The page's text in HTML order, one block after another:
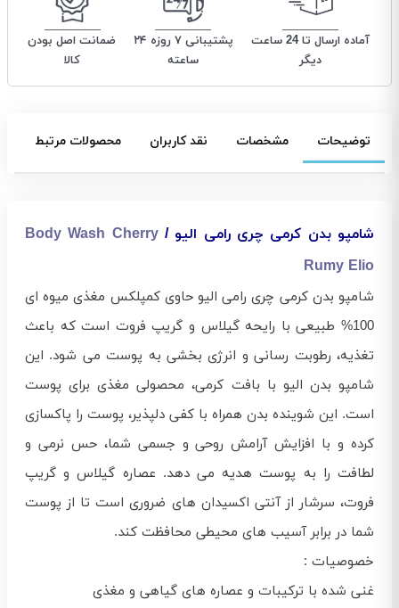
آماده ارسال تا 24 ساعت
دیگر
پشتیبانی ۷ روزه ۲۴
ساعته
ضمانت اصل بودن
کالا
توضیحات مشخصات نقد کاربران محصولات مرتبط
شامپو بدن کرمی چری رامی الیو /Body Wash Cherry
Rumy Elio
شامپو بدن کرمی چری رامی الیو حاوی کمپلکس مغذی میوه ای
100% طبیعی با رایحه گیلاس و گریپ فروت است که باعث
تغذیه، رطوبت رسانی و انرژی بخشی به پوست می‌ شود. این
شامپو بدن الیو با بافت کرمی، محصولی مغذی برای پوست
است. این شوینده بدن همراه با کفی دلپذیر، پوست را پاکسازی
کرده و با افزایش آرامش روحی و جسمی شما، حس نرمی و
لطافت را به پوست هدیه می‌ دهد. عصاره گیلاس و گریپ
فروت، سرشار از آنتی اکسیدان های ضروری است تا از پوست
شما در برابر آسیب های محیطی محافظت کند.
خصوصیات :
غنی شده با ترکیبات و عصاره های گیاهی و مغذی